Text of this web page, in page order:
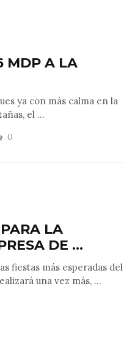
MDP A LA
ya con más calma en la
el ...
0
LA
DE ...
fiestas más esperadas del
una vez más, ...